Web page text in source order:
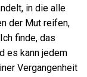
in die alle
der Mut reifen,
finde, das
es kann jedem
Vergangenheit